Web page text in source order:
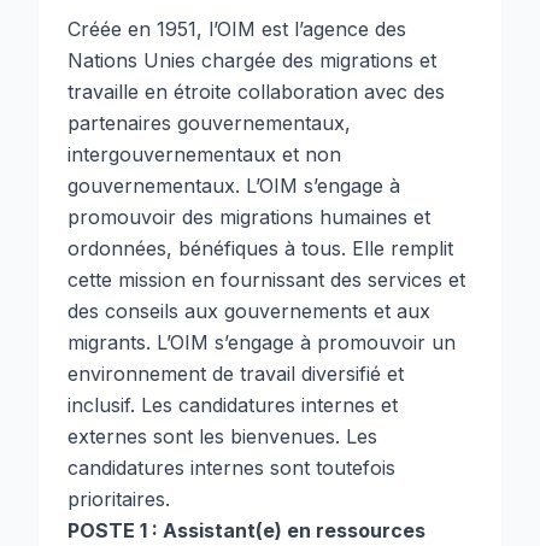
Créée en 1951, l’OIM est l’agence des
Nations Unies chargée des migrations et
travaille en étroite collaboration avec des
partenaires gouvernementaux,
intergouvernementaux et non
gouvernementaux. L’OIM s’engage à
promouvoir des migrations humaines et
ordonnées, bénéfiques à tous. Elle remplit
cette mission en fournissant des services et
des conseils aux gouvernements et aux
migrants. L’OIM s’engage à promouvoir un
environnement de travail diversifié et
inclusif. Les candidatures internes et
externes sont les bienvenues. Les
candidatures internes sont toutefois
prioritaires.
POSTE 1 : Assistant(e) en ressources